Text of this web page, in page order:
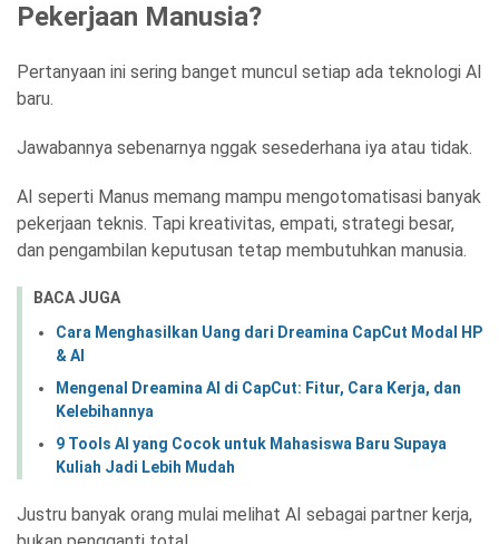
Pekerjaan Manusia?
Pertanyaan ini sering banget muncul setiap ada teknologi AI
baru.
Jawabannya sebenarnya nggak sesederhana iya atau tidak.
AI seperti Manus memang mampu mengotomatisasi banyak
pekerjaan teknis. Tapi kreativitas, empati, strategi besar,
dan pengambilan keputusan tetap membutuhkan manusia.
BACA JUGA
Cara Menghasilkan Uang dari Dreamina CapCut Modal HP
& AI
Mengenal Dreamina AI di CapCut: Fitur, Cara Kerja, dan
Kelebihannya
9 Tools AI yang Cocok untuk Mahasiswa Baru Supaya
Kuliah Jadi Lebih Mudah
Justru banyak orang mulai melihat AI sebagai partner kerja,